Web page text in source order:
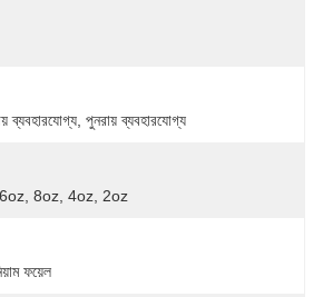
ব্যবহারযোগ্য, পুনরায় ব্যবহারযোগ্য
8oz, 4oz, 2oz
ফয়েল